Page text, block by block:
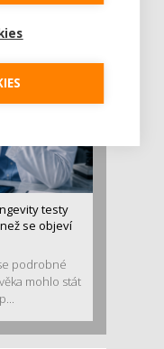
testy
se objeví
podrobné
mohlo stát